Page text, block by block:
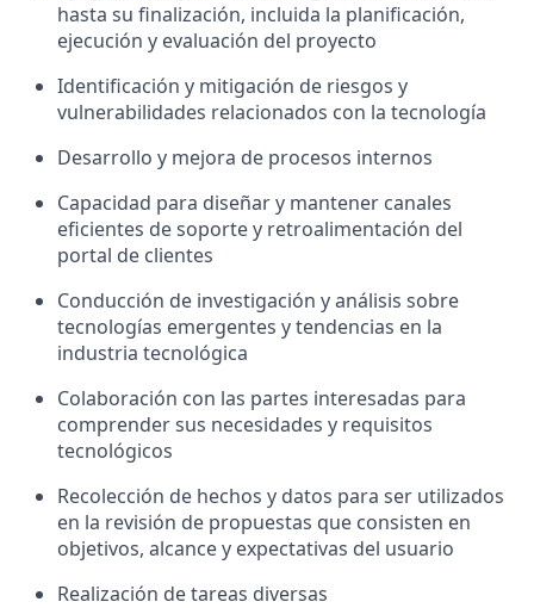
hasta su finalización, incluida la planificación,
ejecución y evaluación del proyecto
Identificación y mitigación de riesgos y
vulnerabilidades relacionados con la tecnología
Desarrollo y mejora de procesos internos
Capacidad para diseñar y mantener canales
eficientes de soporte y retroalimentación del
portal de clientes
Conducción de investigación y análisis sobre
tecnologías emergentes y tendencias en la
industria tecnológica
Colaboración con las partes interesadas para
comprender sus necesidades y requisitos
tecnológicos
Recolección de hechos y datos para ser utilizados
en la revisión de propuestas que consisten en
objetivos, alcance y expectativas del usuario
Realización de tareas diversas